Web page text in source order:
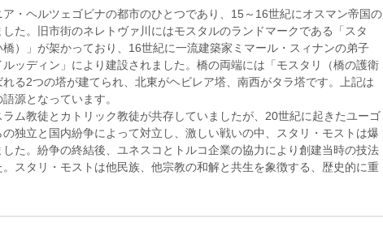
・ヘルツェゴビナの都市のひとつであり、15～16世紀にオスマン帝国の
た。旧市街のネレトヴァ川にはモスタルのランドマークである「スタ
橋）」が架かっており、16世紀に一流建築家ミマール・スィナンの弟子
ルッディン」により建設されました。橋の両端には「モスタリ（橋の護衛
る2つの塔が建てられ、北東がヘビレア塔、南西がタラ塔です。上記は
源となっています。
ム教徒とカトリック教徒が共存していましたが、20世紀に起きたユーゴ
独立と国内紛争によって対立し、激しい戦いの中、スタリ・モストは爆
た。紛争の終結後、ユネスコとトルコ企業の協力により創建当時の技法
スタリ・モストは他民族、他宗教の和解と共生を象徴する、歴史的に重